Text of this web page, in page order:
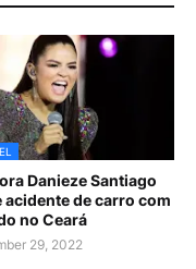
Danieze Santiago
acidente de carro com
no Ceará
29, 2022